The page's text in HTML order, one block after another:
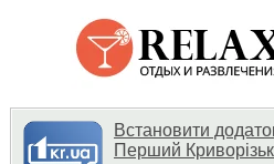
Встановити
Перший